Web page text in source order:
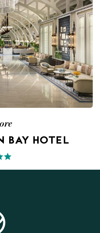
BAY HOTEL